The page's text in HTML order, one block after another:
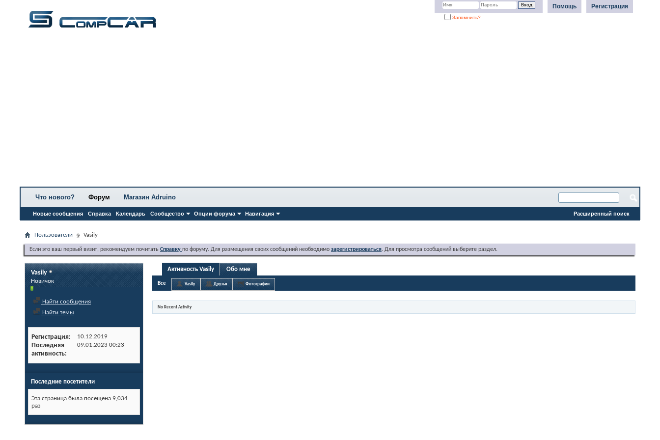
Регистрация
Помощь
Запомнить?
Что нового? Форум
Новые сообщения Справка Календарь Сообщество Опции форума Навигация
Магазин Adruino
Расширенный поиск
Пользователи Vasily
Если это ваш первый визит, рекомендуем почитать Справку по форуму. Для размещения своих сообщений необходимо зарегистрироваться. Для просмотра сообщений выберите раздел.
Vasily
Новичок
Найти сообщения
Найти темы
Регистрация 10.12.2019
Последняя
активность
09.01.2023 00:23
Последние посетители
Эта страница была посещена 9,034
раз
Активность Vasily Обо мне
Все Vasily Друзья Фотографии
No Recent Activity